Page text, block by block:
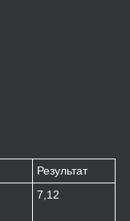
Результат
7,12